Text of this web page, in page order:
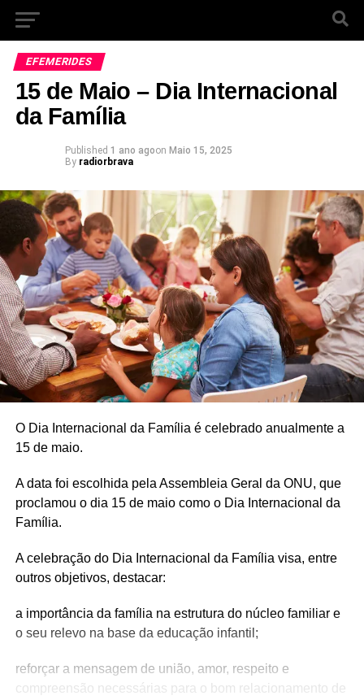
EFEMERIDES
15 de Maio – Dia Internacional
da Família
Published 1 ano agoon Maio 15, 2025
By radiorbrava
O Dia Internacional da Família é celebrado anualmente a
15 de maio.
A data foi escolhida pela Assembleia Geral da ONU, que
proclamou o dia 15 de maio como o Dia Internacional da
Família.
A celebração do Dia Internacional da Família visa, entre
outros objetivos, destacar:
a importância da família na estrutura do núcleo familiar e
o seu relevo na base da educação infantil;
reforçar a mensagem de união, amor, respeito e
compreensão necessárias para o bom relacionamento de